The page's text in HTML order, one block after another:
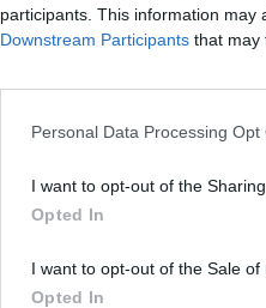
participants. This information may
Downstream Participants that may
Personal Data Processing Opt
I want to opt-out of the
Opted In
I want to opt-out of the Sale of
Opted In